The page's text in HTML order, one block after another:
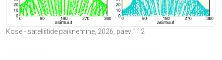
Kose - satelliitide paiknemine, 2026, päev 112